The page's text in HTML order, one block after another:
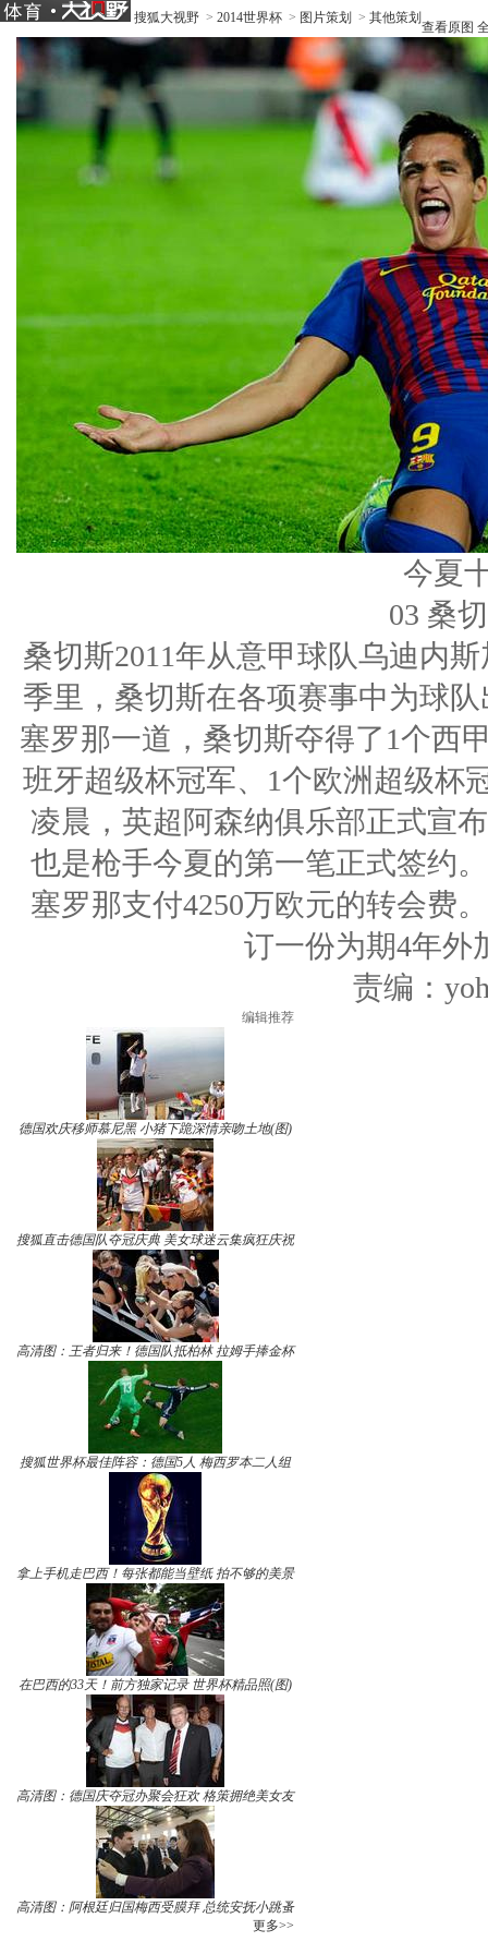
搜狐大视野 > 2014世界杯 > 图片策划 > 其他策划
查看原图
今夏
03 桑
桑切斯2011年从意甲球队乌迪内
季里，桑切斯在各项赛事中为球
塞罗那一道，桑切斯夺得了1个西
班牙超级杯冠军、1个欧洲超级杯
凌晨，英超阿森纳俱乐部正式宣
也是枪手今夏的第一笔正式签约
塞罗那支付4250万欧元的转会费
订一份为期4年外
责编：
编辑推荐
德国欢庆移师慕尼黑 小猪下跪深情亲吻土地(图)
搜狐直击德国队夺冠庆典 美女球迷云集疯狂庆祝
高清图：王者归来！德国队抵柏林 拉姆手捧金杯
搜狐世界杯最佳阵容：德国5人 梅西罗本二人组
拿上手机走巴西！每张都能当壁纸 拍不够的美景
在巴西的33天！前方独家记录 世界杯精品照(图)
高清图：德国庆夺冠办聚会狂欢 格策拥绝美女友
高清图：阿根廷归国梅西受膜拜 总统安抚小跳蚤
更多>>